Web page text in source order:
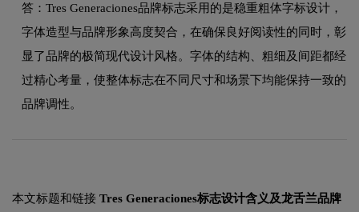
答：Tres Generaciones品牌标志采用的是稳重粗体字标设计，
字体造型与品牌形象高度契合，在确保良好阅读性的同时，彰
显了品牌的极简现代设计风格。字体的结构、粗细及间距都经
过精心考量，使整体标志在不同尺寸和场景下均能保持一致的
品牌调性。
本文标题和链接 Tres Generaciones标志设计含义及龙舌兰品牌